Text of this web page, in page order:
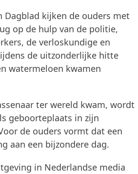
Dagblad kijken de ouders met
op de hulp van de politie,
de verloskundige en
de uitzonderlijke hitte
watermeloen kwamen
ter wereld kwam, wordt
geboorteplaats in zijn
de ouders vormt dat een
aan een bijzondere dag.
in Nederlandse media